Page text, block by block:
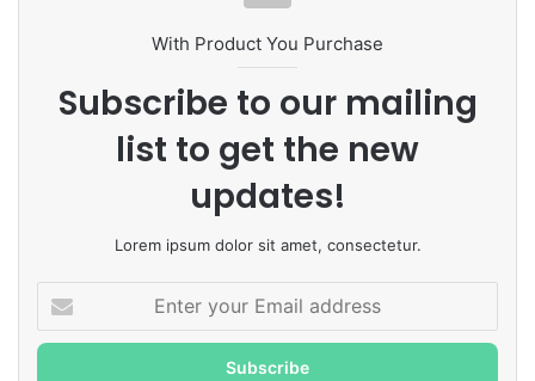
With Product You Purchase
Subscribe to our mailing
list to get the new
updates!
Lorem ipsum dolor sit amet, consectetur.
your
Email